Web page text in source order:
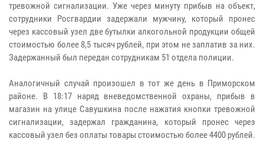
тревожной сигнализации. Уже через минуту прибыв на объект,
сотрудники Росгвардии задержали мужчину, который пронес
через кассовый узел две бутылки алкогольной продукции общей
стоимостью более 8,5 тысяч рублей, при этом не заплатив за них.
Задержанный был передан сотрудникам 51 отдела полиции.
Аналогичный случай произошел в тот же день в Приморском
районе. В 18:17 наряд вневедомственной охраны, прибыв в
магазин на улице Савушкина после нажатия кнопки тревожной
сигнализации, задержал гражданина, который пронес через
кассовый узел без оплаты товары стоимостью более 4400 рублей.